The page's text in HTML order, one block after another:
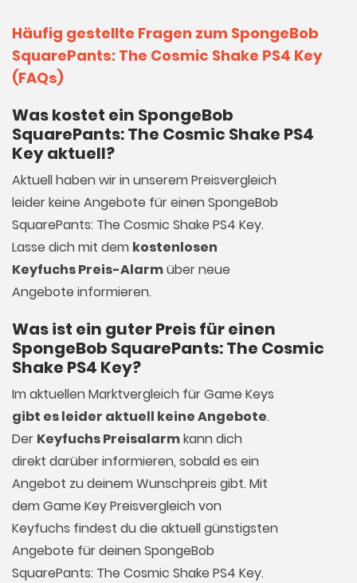
Häufig gestellte Fragen zum SpongeBob
SquarePants: The Cosmic Shake PS4 Key
(FAQs)
Was kostet ein SpongeBob
SquarePants: The Cosmic Shake PS4
Key aktuell?
Aktuell haben wir in unserem Preisvergleich
leider keine Angebote für einen SpongeBob
SquarePants: The Cosmic Shake PS4 Key.
Lasse dich mit dem kostenlosen
Keyfuchs Preis-Alarmüber neue
Angebote informieren.
Was ist ein guter Preis für einen
SpongeBob SquarePants: The Cosmic
Shake PS4 Key?
Im aktuellen Marktvergleich fürGame Keys
gibt es leider aktuell keine Angebote.
Der Keyfuchs Preisalarmkann dich
direkt darüber informieren, sobald es ein
Angebot zu deinem Wunschpreis gibt. Mit
dem Game Key Preisvergleich von
Keyfuchs findest du die aktuell günstigsten
Angebote für deinen SpongeBob
SquarePants: The Cosmic Shake PS4 Key.